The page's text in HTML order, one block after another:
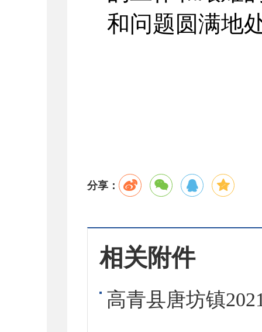
和问题圆满地
分享：
相关附件
高青县唐坊镇